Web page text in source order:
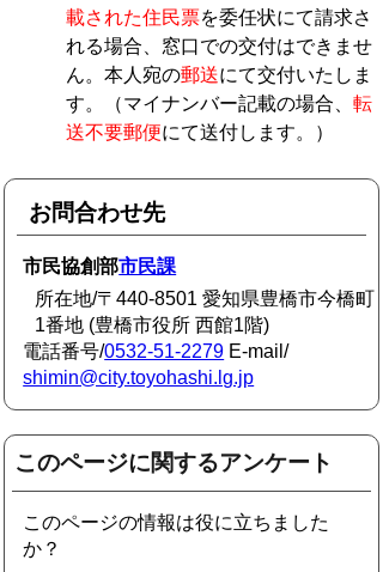
載された住民票を委任状にて請求さ
れる場合、窓口での交付はできませ
ん。本人宛の郵送にて交付いたしま
す。（マイナンバー記載の場合、 転
送不要郵便にて送付します。）
お問合わせ先
市民協創部市民課
所在地/〒440-8501 愛知県豊橋市今橋町
1番地 (豊橋市役所 西館1階)
電話番号/0532-51-2279 E-mail/
shimin@city.toyohashi.lg.jp
このページに関するアンケート
このページの情報は役に立ちました
か？